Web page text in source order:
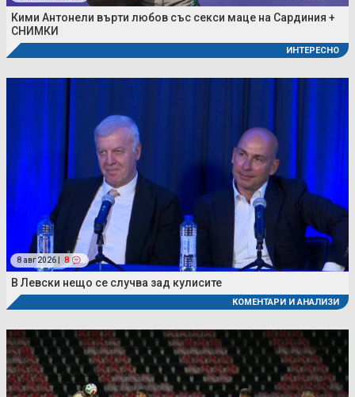
Кими Антонели върти любов със секси маце на Сардиния +
СНИМКИ
ИНТЕРЕСНО
8 авг 2026 | 8
В Левски нещо се случва зад кулисите
КОМЕНТАРИ И АНАЛИЗИ